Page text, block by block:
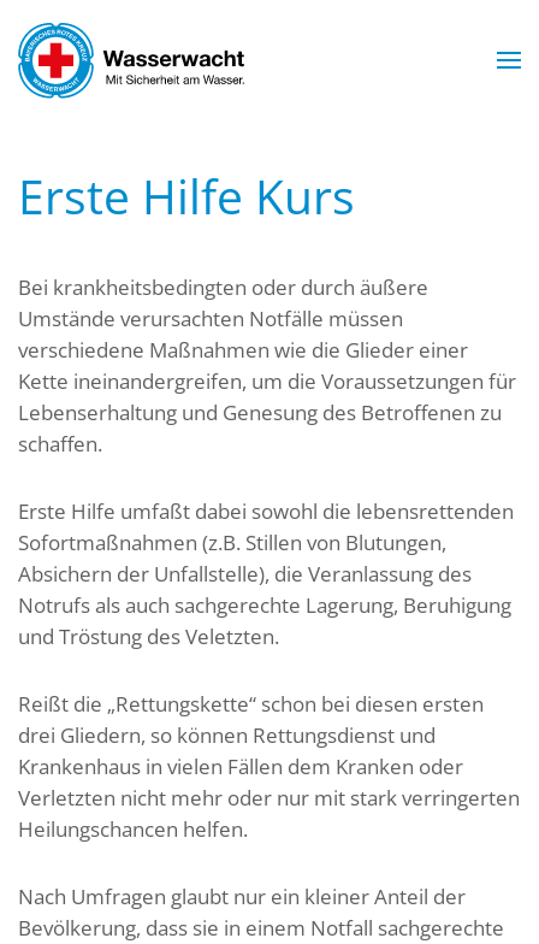
Skip to main content
Erste Hilfe Kurs
Bei krankheitsbedingten oder durch äußere
Umstände verursachten Notfälle müssen
verschiedene Maßnahmen wie die Glieder einer
Kette ineinandergreifen, um die Voraussetzungen für
Lebenserhaltung und Genesung des Betroffenen zu
schaffen.
Erste Hilfe umfaßt dabei sowohl die lebensrettenden
Sofortmaßnahmen (z.B. Stillen von Blutungen,
Absichern der Unfallstelle), die Veranlassung des
Notrufs als auch sachgerechte Lagerung, Beruhigung
und Tröstung des Veletzten.
Reißt die „Rettungskette“ schon bei diesen ersten
drei Gliedern, so können Rettungsdienst und
Krankenhaus in vielen Fällen dem Kranken oder
Verletzten nicht mehr oder nur mit stark verringerten
Heilungschancen helfen.
Nach Umfragen glaubt nur ein kleiner Anteil der
Bevölkerung, dass sie in einem Notfall sachgerechte